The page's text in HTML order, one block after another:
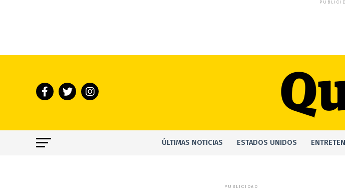
ÚLTIMAS NOTICIAS ESTADOS UNIDOS
PUBLICIDAD